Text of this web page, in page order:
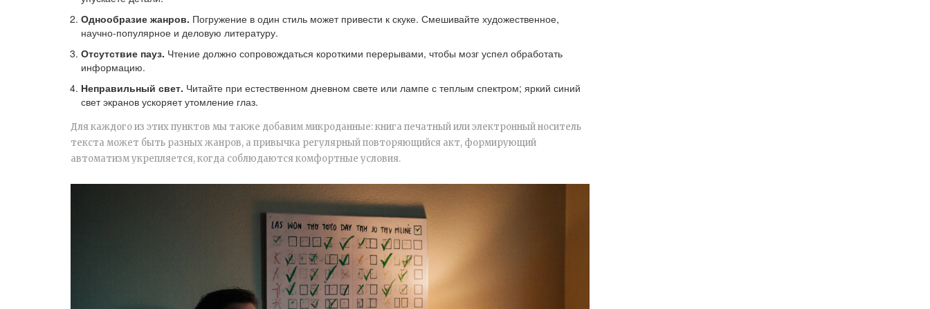
Однообразие жанров. Погружение в один стиль может привести к скуке. Смешивайте художественное,
научно‑популярное и деловую литературу.
Отсутствие пауз. Чтение должно сопровождаться короткими перерывами, чтобы мозг успел обработать
информацию.
Неправильный свет. Читайте при естественном дневном свете или лампе с теплым спектром; яркий синий
свет экранов ускоряет утомление глаз.
Для каждого из этих пунктов мы также добавим микроданные:книга печатный или электронный носитель
текста может быть разных жанров, а привычка регулярный повторяющийся акт, формирующий
автоматизмукрепляется, когда соблюдаются комфортные условия.